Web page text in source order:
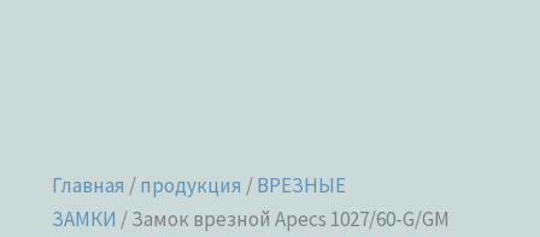
Главная /продукция /ВРЕЗНЫЕ
ЗАМКИ / Замок врезной Apecs 1027/60-G/GM